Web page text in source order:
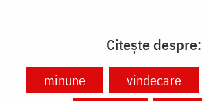
Citește despre:
minune vindecare